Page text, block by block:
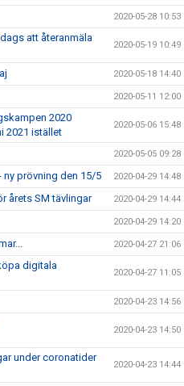
2020-05-28 10:53
att återanmäla
2020-05-19 10:49
2020-05-18 14:40
2020-05-11 12:00
2020
2021 istället
2020-05-06 15:48
2020-05-05 09:28
prövning den 15/5 2020-04-29 14:48
årets SM tävlingar 2020-04-29 14:44
2020-04-29 14:20
2020-04-27 21:06
digitala
2020-04-27 11:05
2020-04-23 14:56
2020-04-23 14:50
under coronatider
2020-04-23 14:44